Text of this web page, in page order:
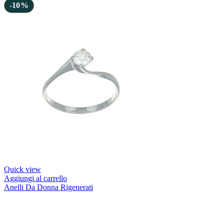
-10%
Quick view
Aggiungi al carrello
Anelli Da Donna Rigenerati